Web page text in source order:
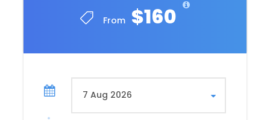
From $160
visage tandis que vous vous rapprochez des
puissants torrents d’eau.
Barbarie, une espèce indigène de la région, qui
Observez leurs jeux et prenez des photos
mémorables.